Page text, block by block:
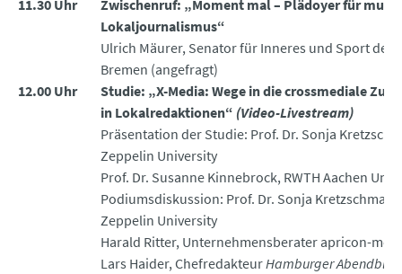
11.30 Uhr
Zwischenruf: „Moment mal – Plädoyer für
Lokaljournalismus“
Ulrich Mäurer, Senator für Inneres und Sport des
Bremen (angefragt)
12.00 Uhr
Studie: „X-Media: Wege in die crossmediale
in Lokalredaktionen“ (Video-Livestream)
Präsentation der Studie: Prof. Dr. Sonja
Zeppelin University
Prof. Dr. Susanne Kinnebrock, RWTH Aachen
Podiumsdiskussion: Prof. Dr. Sonja Kretzschmar,
Zeppelin University
Harald Ritter, Unternehmensberater apricon-
Lars Haider, ChefredakteurHamburger Abendblatt